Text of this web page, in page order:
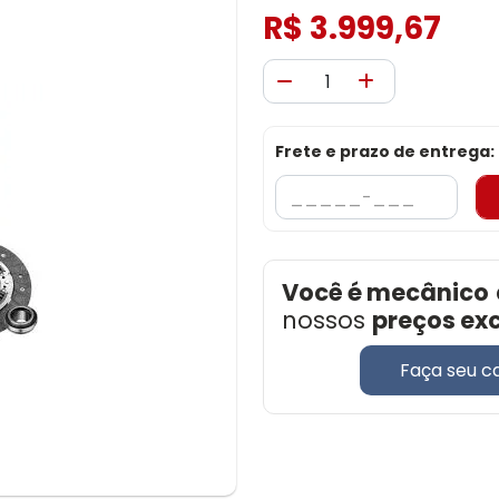
R$ 3.999,67
Frete e prazo de entrega:
Você é mecânico
nossos preços
Faça seu